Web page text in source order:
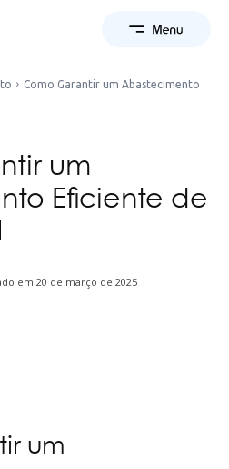
Como Garantir um Abastecimento
um
Eficiente de
em 20 de março de 2025
um